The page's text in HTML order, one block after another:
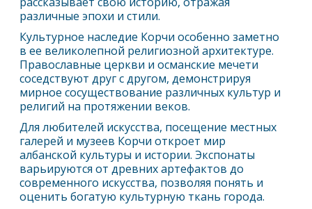
различные эпохи и стили.
Культурное наследие Корчи особенно заметно
в ее великолепной религиозной архитектуре.
Православные церкви и османские мечети
соседствуют друг с другом, демонстрируя
мирное сосуществование различных культур и
религий на протяжении веков.
Для любителей искусства, посещение местных
галерей и музеев Корчи откроет мир
албанской культуры и истории. Экспонаты
варьируются от древних артефактов до
современного искусства, позволяя понять и
оценить богатую культурную ткань города.